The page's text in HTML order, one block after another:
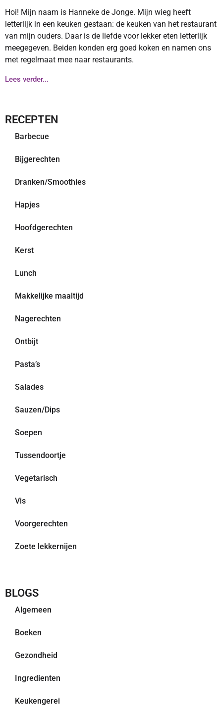
Hoi! Mijn naam is Hanneke de Jonge. Mijn wieg heeft
letterlijk in een keuken gestaan: de keuken van het restaurant
van mijn ouders. Daar is de liefde voor lekker eten letterlijk
meegegeven. Beiden konden erg goed koken en namen ons
met regelmaat mee naar restaurants.
Lees verder...
RECEPTEN
Barbecue
Bijgerechten
Dranken/Smoothies
Hapjes
Hoofdgerechten
Kerst
Lunch
Makkelijke maaltijd
Nagerechten
Ontbijt
Pasta’s
Salades
Sauzen/Dips
Soepen
Tussendoortje
Vegetarisch
Vis
Voorgerechten
Zoete lekkernijen
BLOGS
Algemeen
Boeken
Gezondheid
Ingredienten
Keukengerei